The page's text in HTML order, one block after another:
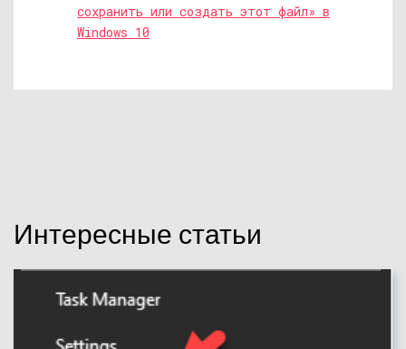
сохранить или создать этот файл» в
Windows 10
Интересные статьи